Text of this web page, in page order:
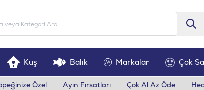
Kuş Balık Markalar Çok
Özel Ayın Fırsatları Çok Al Az Öde